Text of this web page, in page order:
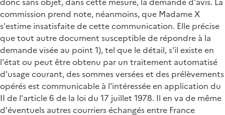
commission prend note, néanmoins, que Madame X
s'estime insatisfaite de cette communication. Elle précise
que tout autre document susceptible de répondre à la
demande visée au point 1), tel que le détail, s'il existe en
l'état ou peut être obtenu par un traitement automatisé
d'usage courant, des sommes versées et des prélèvements
opérés est communicable à l'intéressée en application du
II de l'article 6 de la loi du 17 juillet 1978. Il en va de même
d'éventuels autres courriers échangés entre France